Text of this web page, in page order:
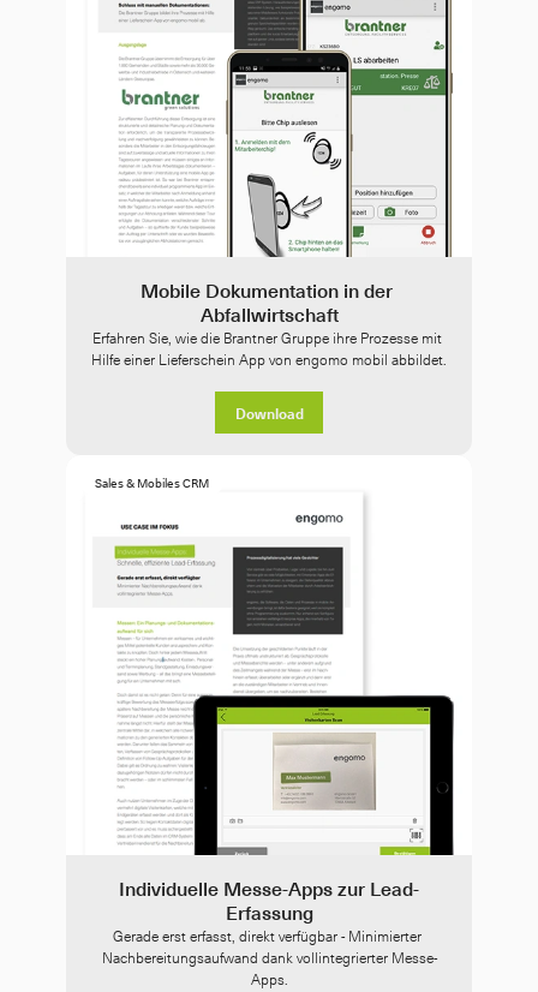
Mobile Dokumentation in der
Abfallwirtschaft
Erfahren Sie, wie die Brantner Gruppe ihre Prozesse mit
Hilfe einer Lieferschein App von engomo mobil abbildet.
Download
Sales & Mobiles CRM
Individuelle Messe-Apps zur Lead-
Erfassung
Gerade erst erfasst, direkt verfügbar - Minimierter
Nachbereitungsaufwand dank vollintegrierter Messe-
Apps.